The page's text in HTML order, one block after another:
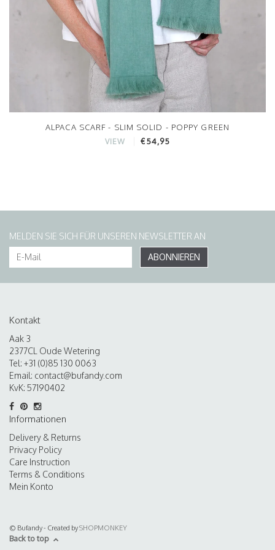
ALPACA SCARF - SLIM SOLID - POPPY GREEN
VIEW €54,95
MELDEN SIE SICH FÜR UNSEREN NEWSLETTER AN
ABONNIEREN
Kontakt
Aak 3
2377CL Oude Wetering
Tel: +31 (0)85 130 0063
Email: contact@bufandy.com
KvK: 57190402
Informationen
Delivery & Returns
Privacy Policy
Care Instruction
Terms & Conditions
Mein Konto
© Bufandy - Created bySHOPMONKEY
Back to top